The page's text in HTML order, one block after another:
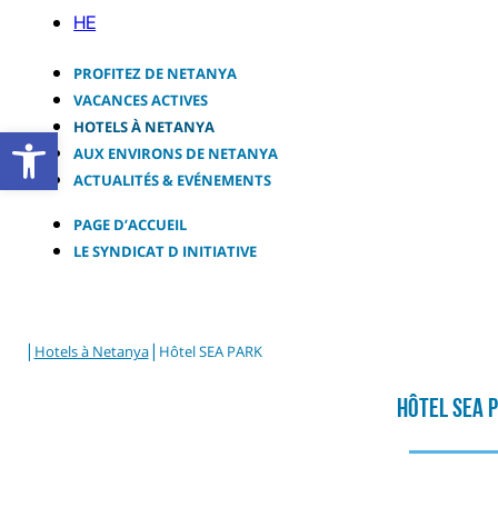
Ouvrir la barre d’outils
PROFITEZ DE NETANYA
VACANCES ACTIVES
HOTELS À NETANYA
AUX ENVIRONS DE NETANYA
ACTUALITÉS & EVÉNEMENTS
PAGE D’ACCUEIL
LE SYNDICAT D INITIATIVE
| Hotels à Netanya| Hôtel SEA PARK
Hôtel SEA